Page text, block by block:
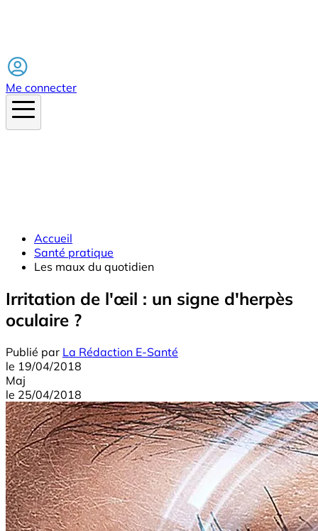
Me connecter
Accueil
Santé pratique
Les maux du quotidien
Irritation de l'œil : un signe d'herpès
oculaire ?
Publié par La Rédaction E-Santé
le 19/04/2018
Maj
le 25/04/2018